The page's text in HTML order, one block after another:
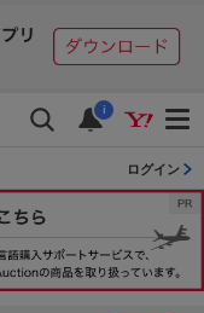
i
ログイン